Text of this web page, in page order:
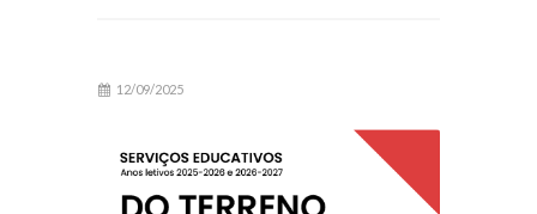
12/09/2025